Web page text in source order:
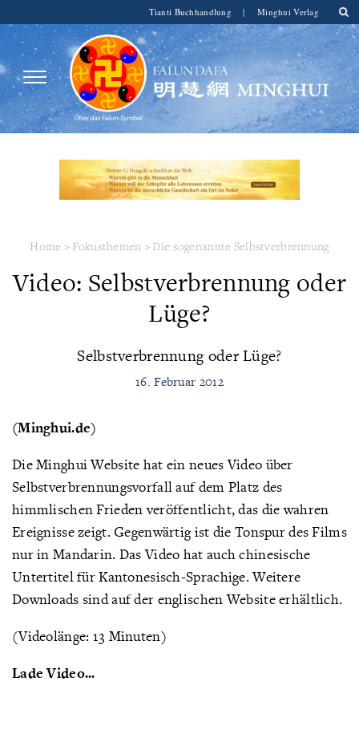
Tianti Buchhandlung | Minghui Verlag
Home > Fokusthemen > Die sogenannte Selbstverbrennung
Video: Selbstverbrennung oder
Lüge?
Selbstverbrennung oder Lüge?
16. Februar 2012
(Minghui.de)
Die Minghui Website hat ein neues Video über
Selbstverbrennungsvorfall auf dem Platz des
himmlischen Frieden veröffentlicht, das die wahren
Ereignisse zeigt. Gegenwärtig ist die Tonspur des Films
nur in Mandarin. Das Video hat auch chinesische
Untertitel für Kantonesisch-Sprachige. Weitere
Downloads sind auf der englischen Website erhältlich.
(Videolänge: 13 Minuten)
Lade Video...